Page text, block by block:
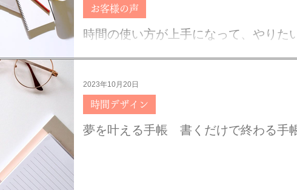
時間の使い方が上手になって、やりた
お客様の声
夢を叶える手帳 書くだけで終わる手
時間デザイン
2023年10月20日